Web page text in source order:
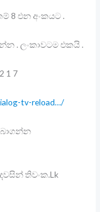
8 එන අංකයට .
. ලංකාවටම එකයි .
1 7
tv-reload…/
තිවංක.Lk